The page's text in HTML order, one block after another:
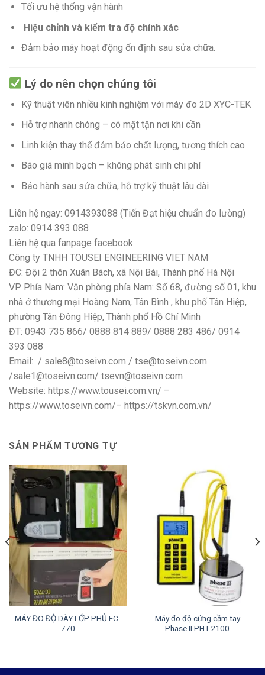
Tối ưu hệ thống vận hành
Hiệu chỉnh và kiểm tra độ chính xác
Đảm bảo máy hoạt động ổn định sau sửa chữa.
Lý do nên chọn chúng tôi
Kỹ thuật viên nhiều kinh nghiệm với máy đo 2D XYC-TEK
Hỗ trợ nhanh chóng – có mặt tận nơi khi cần
Linh kiện thay thế đảm bảo chất lượng, tương thích cao
Báo giá minh bạch – không phát sinh chi phí
Bảo hành sau sửa chữa, hỗ trợ kỹ thuật lâu dài
Liên hệ ngay: 0914393088 (Tiến Đạt hiệu chuẩn đo lường)
zalo: 0914 393 088
Liên hệ qua fanpage facebook.
Công ty TNHH TOUSEI ENGINEERING VIET NAM
ĐC: Đội 2 thôn Xuân Bách, xã Nội Bài, Thành phố Hà Nội
VP Phía Nam: Văn phòng phía Nam: Số 68, đường số 01, khu
nhà ở thương mại Hoàng Nam, Tân Bình , khu phố Tân Hiệp,
phường Tân Đông Hiệp, Thành phố Hồ Chí Minh
ĐT: 0943 735 866/ 0888 814 889/ 0888 283 486/ 0914
393 088
Email: / sale8@toseivn.com / tse@toseivn.com
/sale1@toseivn.com/ tsevn@toseivn.com
Website: https://www.tousei.com.vn/ –
https://www.toseivn.com/– https://tskvn.com.vn/
SẢN PHẨM TƯƠNG TỰ
MÁY ĐO ĐỘ DÀY LỚP PHỦ EC-
770
Máy đo độ cứng cầm tay
Phase II PHT-2100